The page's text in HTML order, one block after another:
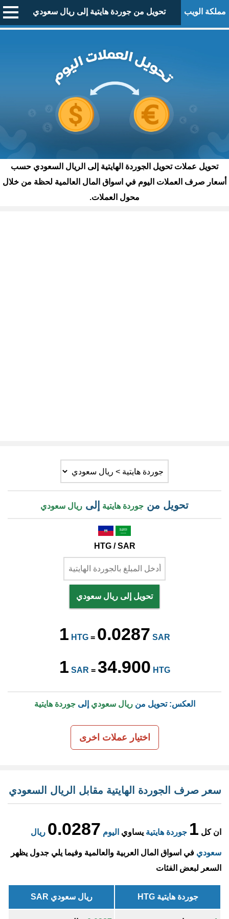
مملكة الويب تحويل من جوردة هايتية إلى ريال سعودي
تحويل عملات تحويل الجوردة الهايتية إلى الريال السعودي حسب
أسعار صرف العملات اليوم في اسواق المال العالمية لحظة من خلال
محول العملات.
تحويل من جوردة هايتية إلى ريال سعودي
HTG / SAR
تحويل إلى ريال سعودي
1 HTG= 0.0287 SAR
1 SAR = 34.900 HTG
العكس: تحويل منريال سعودي إلىجوردة هايتية
اختيار عملات اخرى
سعر صرف الجوردة الهايتية مقابل الريال السعودي
ان كل 1 جوردة هايتية يساوي اليوم 0.0287 ريال
سعودي في اسواق المال العربية والعالمية وفيما يلي جدول يظهر
السعر لبعض الفئات
جوردة هايتية HTG ريال سعودي SAR